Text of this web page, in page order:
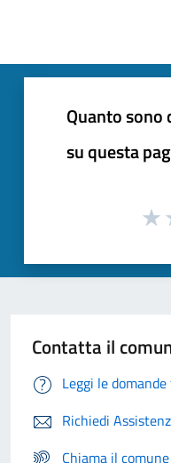
Quanto
su questa
Contatta il
Leggi le
Richiedi
Chiama il